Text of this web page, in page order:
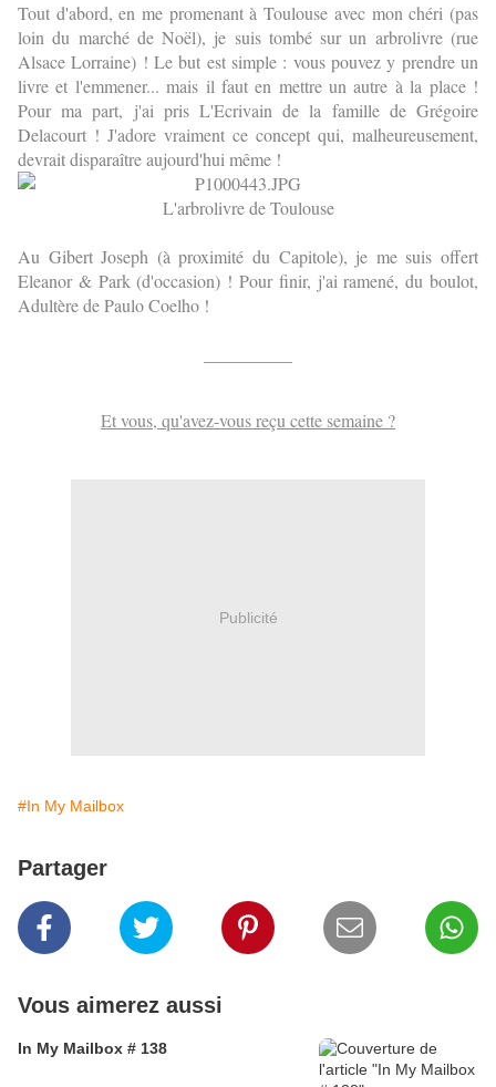
Tout d'abord, en me promenant à Toulouse avec mon chéri (pas
loin du marché de Noël), je suis tombé sur un arbrolivre (rue
Alsace Lorraine) ! Le but est simple : vous pouvez y prendre un
livre et l'emmener... mais il faut en mettre un autre à la place !
Pour ma part, j'ai pris L'Ecrivain de la famille de Grégoire
Delacourt ! J'adore vraiment ce concept qui, malheureusement,
devrait disparaître aujourd'hui même !
L'arbrolivre de Toulouse
Au Gibert Joseph (à proximité du Capitole), je me suis offert
Eleanor & Park (d'occasion) ! Pour finir, j'ai ramené, du boulot,
Adultère de Paulo Coelho !
Et vous, qu'avez-vous reçu cette semaine ?
Publicité
#In My Mailbox
Partager
Vous aimerez aussi
In My Mailbox # 138